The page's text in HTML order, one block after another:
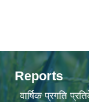
Reports
वार्षिक प्रगति